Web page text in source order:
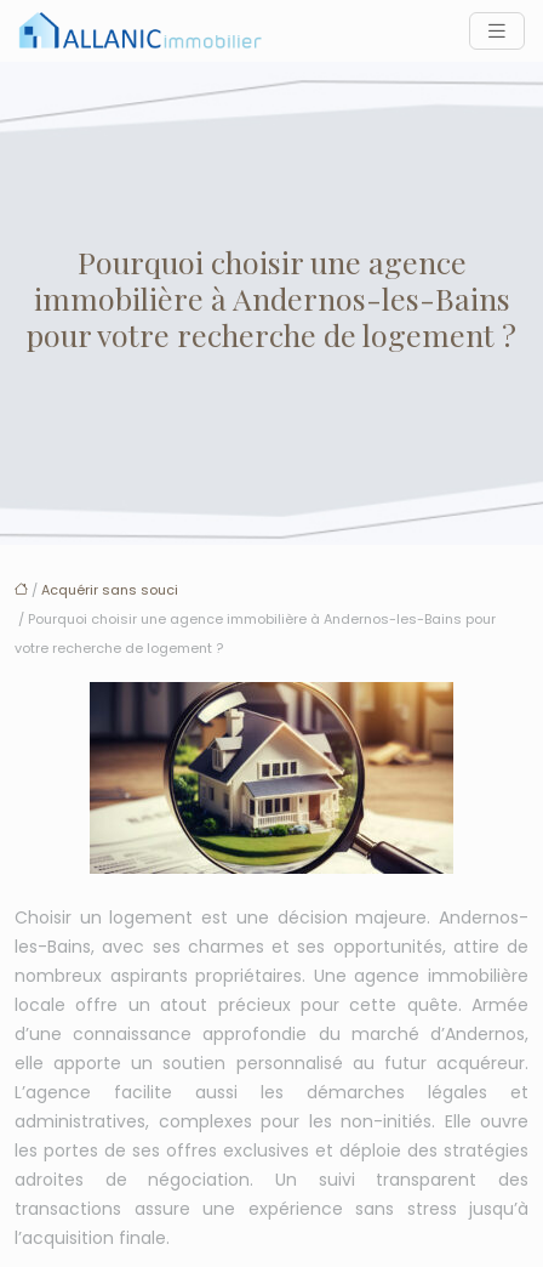
Pourquoi choisir une agence
immobilière à Andernos-les-Bains
pour votre recherche de logement ?
/Acquérir sans souci
/ Pourquoi choisir une agence immobilière à Andernos-les-Bains pour
votre recherche de logement ?
Choisir un logement est une décision majeure. Andernos-
les-Bains, avec ses charmes et ses opportunités, attire de
nombreux aspirants propriétaires. Une agence immobilière
locale offre un atout précieux pour cette quête. Armée
d’une connaissance approfondie du marché d’Andernos,
elle apporte un soutien personnalisé au futur acquéreur.
L’agence facilite aussi les démarches légales et
administratives, complexes pour les non-initiés. Elle ouvre
les portes de ses offres exclusives et déploie des stratégies
adroites de négociation. Un suivi transparent des
transactions assure une expérience sans stress jusqu’à
l’acquisition finale.